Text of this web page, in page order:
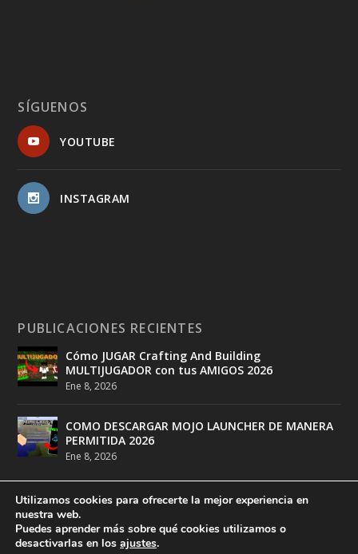
SÍGUENOS
YOUTUBE
INSTAGRAM
PUBLICACIONES RECIENTES
Cómo JUGAR Crafting And Building
MULTIJUGADOR con tus AMIGOS 2026
Ene 8, 2026
COMO DESCARGAR MOJO LAUNCHER DE MANERA
PERMITIDA 2026
Ene 8, 2026
Diseñado porDeathMatch Studios
Utilizamos cookies para ofrecerte la mejor experiencia en
nuestra web.
Puedes aprender más sobre qué cookies utilizamos o
desactivarlas en los ajustes.